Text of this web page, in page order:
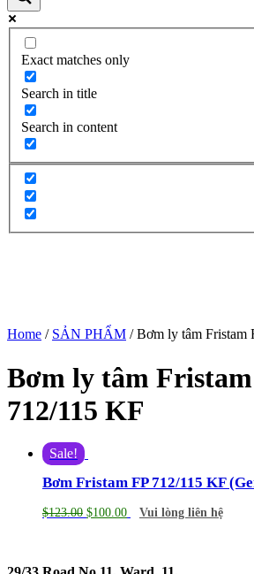
Exact matches only
Search in title
Search in content
Home / SẢN PHẨM / Bơm ly tâm Fristam
Bơm ly tâm
712/115 KF
Sale!
Bơm Fristam FP 712/115 KF
$123.00 $100.00 Vui lòng liên hệ